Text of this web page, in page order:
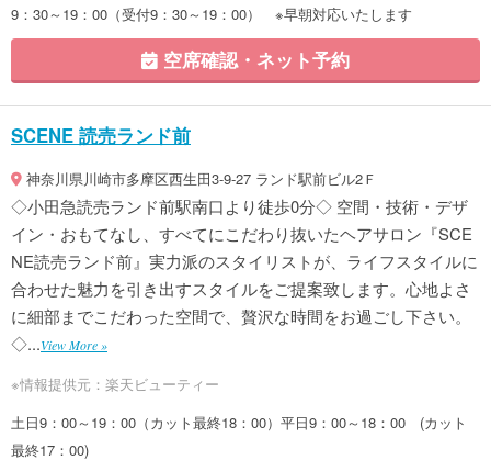
9：30～19：00（受付9：30～19：00） ※早朝対応いたします
空席確認・ネット予約
SCENE 読売ランド前
神奈川県川崎市多摩区西生田3-9-27 ランド駅前ビル2Ｆ
◇小田急読売ランド前駅南口より徒歩0分◇ 空間・技術・デザ
イン・おもてなし、すべてにこだわり抜いたヘアサロン『SCE
NE読売ランド前』実力派のスタイリストが、ライフスタイルに
合わせた魅力を引き出すスタイルをご提案致します。心地よさ
に細部までこだわった空間で、贅沢な時間をお過ごし下さい。
◇...View More »
※情報提供元：楽天ビューティー
土日9：00～19：00（カット最終18：00）平日9：00～18：00 (カット
最終17：00)